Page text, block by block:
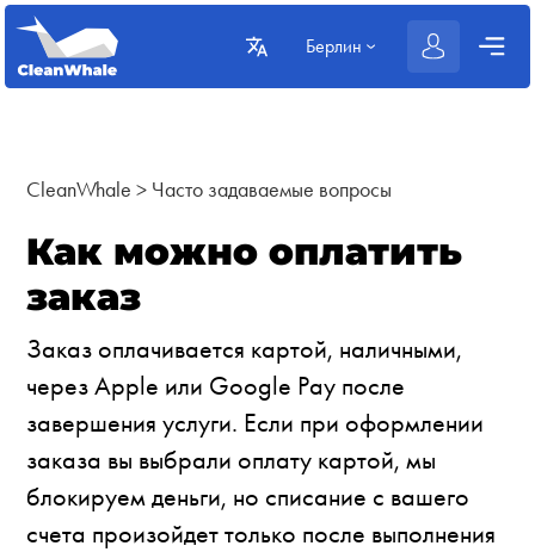
Берлин
CleanWhale > Часто задаваемые вопросы
Как можно оплатить
заказ
Заказ оплачивается картой, наличными,
через Apple или Google Pay после
завершения услуги. Если при оформлении
заказа вы выбрали оплату картой, мы
блокируем деньги, но списание с вашего
счета произойдет только после выполнения